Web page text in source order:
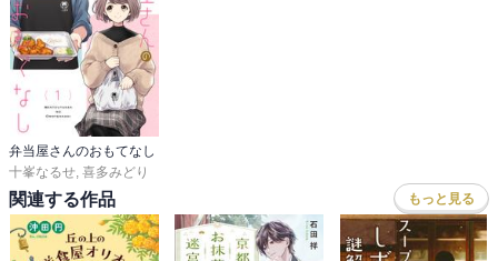
弁当屋さんのおもてなし
十峯なるせ, 喜多みどり
関連する作品 もっと見る